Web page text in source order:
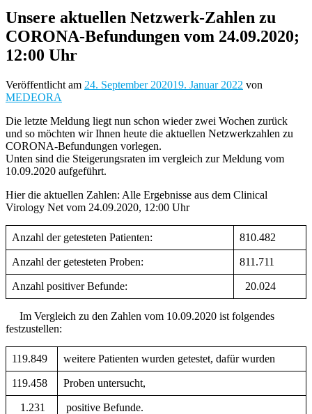
Unsere aktuellen Netzwerk-Zahlen zu
CORONA-Befundungen vom 24.09.2020;
12:00 Uhr
Veröffentlicht am 24. September 202019. Januar 2022 von
MEDEORA
Die letzte Meldung liegt nun schon wieder zwei Wochen zurück
und so möchten wir Ihnen heute die aktuellen Netzwerkzahlen zu
CORONA-Befundungen vorlegen.
Unten sind die Steigerungsraten im vergleich zur Meldung vom
10.09.2020 aufgeführt.
Hier die aktuellen Zahlen: Alle Ergebnisse aus dem Clinical
Virology Net vom 24.09.2020, 12:00 Uhr
Anzahl der getesteten Patienten: 810.482
Anzahl der getesteten Proben: 811.711
Anzahl positiver Befunde: 20.024
Im Vergleich zu den Zahlen vom 10.09.2020 ist folgendes
festzustellen:
119.849 weitere Patienten wurden getestet, dafür wurden
119.458 Proben untersucht,
1.231 positive Befunde.